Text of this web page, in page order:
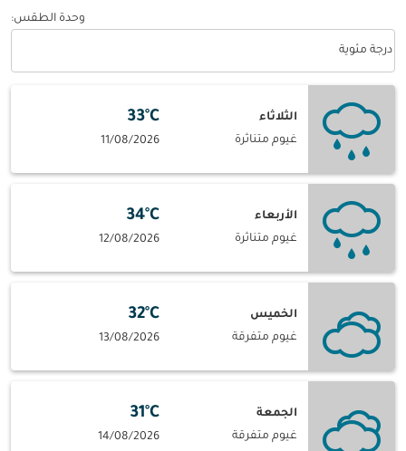
وحدة الطقس:
درجة مئوية
الثلاثاء
غيوم متناثرة
33°C
11/08/2026
الأربعاء
غيوم متناثرة
34°C
12/08/2026
الخميس
غيوم متفرقة
32°C
13/08/2026
الجمعة
غيوم متفرقة
31°C
14/08/2026